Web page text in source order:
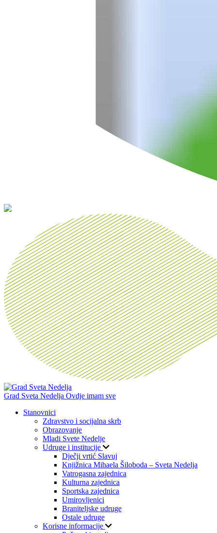
Grad Sveta Nedelja Ovdje imam sve
Stanovnici
Zdravstvo i socijalna skrb
Obrazovanje
Mladi Svete Nedelje
Udruge i institucije
Dječji vrtić Slavuj
Knjižnica Mihaela Šiloboda – Sveta Nedelja
Vatrogasna zajednica
Kulturna zajednica
Sportska zajednica
Umirovljenici
Braniteljske udruge
Ostale udruge
Korisne informacije